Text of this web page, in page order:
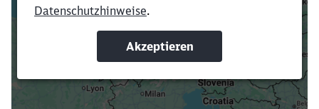
Verkürze die Ladezeit, indem du Suchbegriffe
oder Filter hinzufügst.
Suchbegriffe eingeben
Filter setzen